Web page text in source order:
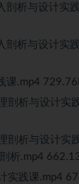
剖析与设计实
剖析与设计实
课.mp4
剖析与设计实
剖析与设计实
析.mp4
实践课.mp4